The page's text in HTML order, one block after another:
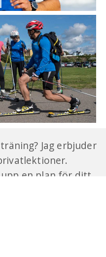
Jag erbjuder
en plan för ditt